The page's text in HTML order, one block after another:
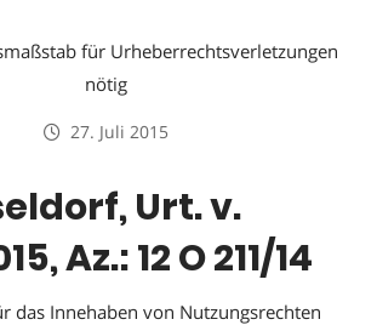
für Urheberrechtsverletzungen
nötig
27. Juli 2015
Urt. v.
Az.: 12 O 211/14
das Innehaben von Nutzungsrechten